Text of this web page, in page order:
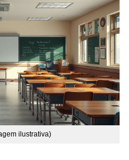
ilustrativa)